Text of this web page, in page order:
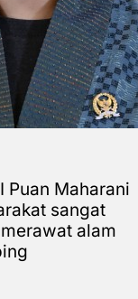
Puan Maharani
sangat
alam